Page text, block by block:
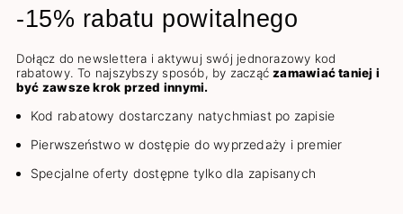
-15% rabatu powitalnego
Dołącz do newslettera i aktywuj swój jednorazowy kod
rabatowy. To najszybszy sposób, by zacząćzamawiać taniej i
być zawsze krok przed innymi.
Kod rabatowy dostarczany natychmiast po zapisie
Pierwszeństwo w dostępie do wyprzedaży i premier
Specjalne oferty dostępne tylko dla zapisanych